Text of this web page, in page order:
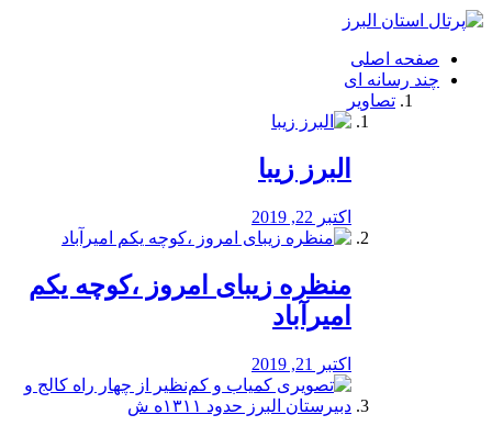
فصد
شرق
تهران
خشکشویی
صفحه اصلی
چند رسانه ای
تصاویر
البرز زیبا
اکتبر 22, 2019
منظره‌‌ زیبای امروز ،کوچه یکم
امیرآباد
اکتبر 21, 2019